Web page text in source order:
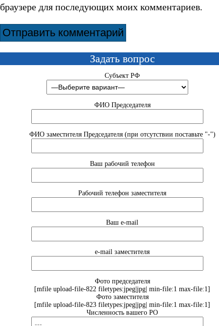
браузере для последующих моих комментариев.
Задать вопрос
Субъект РФ
ФИО Председателя
ФИО заместителя Председателя (при отсутствии поставьте "-")
Ваш рабочий телефон
Рабочий телефон заместителя
Ваш e-mail
e-mail заместителя
Фото председателя
[mfile upload-file-822 filetypes:jpeg|jpg| min-file:1 max-file:1]
Фото заместителя
[mfile upload-file-823 filetypes:jpeg|jpg| min-file:1 max-file:1]
Численность вашего РО